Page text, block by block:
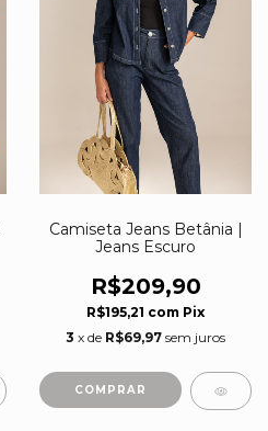
Camiseta Jeans Betânia |
Jeans Escuro
R$209,90
R$195,21 com Pix
3 x de R$69,97 sem juros
COMPRAR